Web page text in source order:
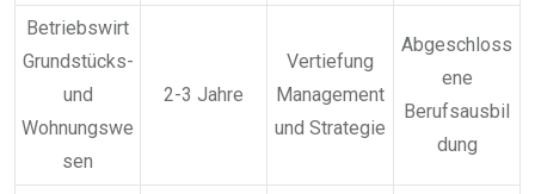
Betriebswirt
Grundstücks-
und
Wohnungswe
sen
2-3 Jahre
Vertiefung
Management
und Strategie
Abgeschloss
ene
Berufsausbil
dung